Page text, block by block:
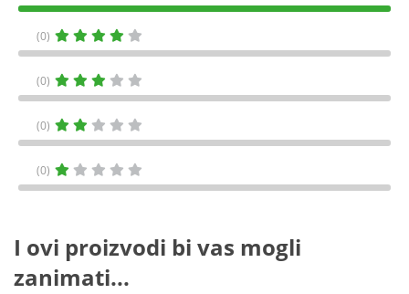
(0)
(0)
(0)
(0)
I ovi proizvodi bi vas mogli
zanimati...